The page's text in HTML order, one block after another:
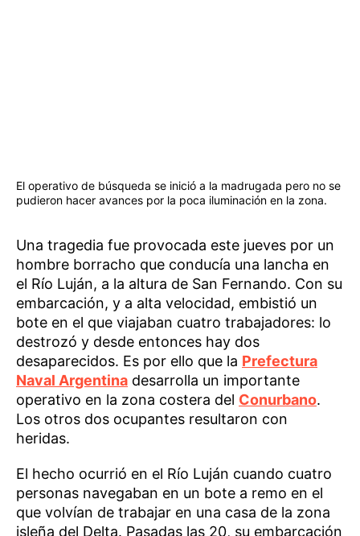
El operativo de búsqueda se inició a la madrugada pero no se
pudieron hacer avances por la poca iluminación en la zona.
Una tragedia fue provocada este jueves por un
hombre borracho que conducía una lancha en
el Río Luján, a la altura de San Fernando. Con su
embarcación, y a alta velocidad, embistió un
bote en el que viajaban cuatro trabajadores: lo
destrozó y desde entonces hay dos
desaparecidos. Es por ello que la Prefectura
Naval Argentina desarrolla un importante
operativo en la zona costera del Conurbano.
Los otros dos ocupantes resultaron con
heridas.
El hecho ocurrió en el Río Luján cuando cuatro
personas navegaban en un bote a remo en el
que volvían de trabajar en una casa de la zona
isleña del Delta. Pasadas las 20, su embarcación